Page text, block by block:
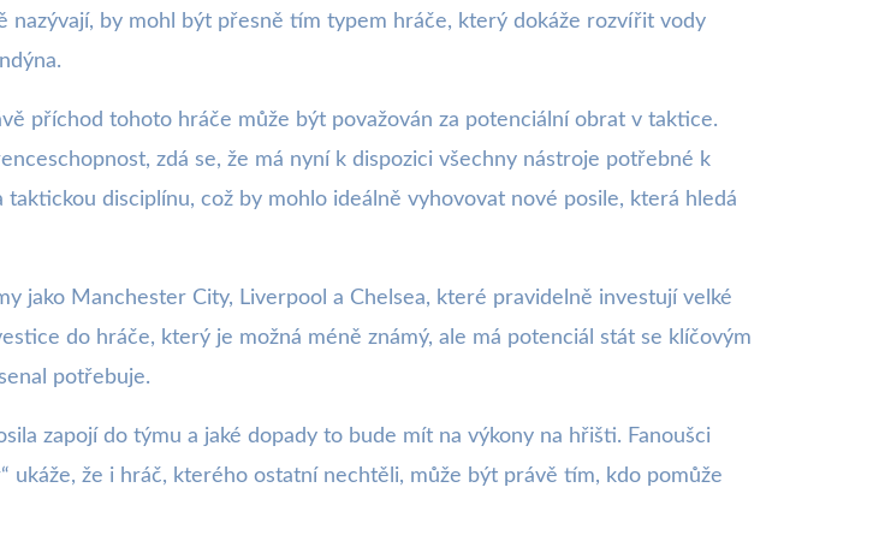
nazývají, by mohl být přesně tím typem hráče, který dokáže rozvířit vody
příchod tohoto hráče může být považován za potenciální obrat v taktice.
zdá se, že má nyní k dispozici všechny nástroje potřebné k
disciplínu, což by mohlo ideálně vyhovovat nové posile, která hledá
jako Manchester City, Liverpool a Chelsea, které pravidelně investují velké
do hráče, který je možná méně známý, ale má potenciál stát se klíčovým
potřebuje.
zapojí do týmu a jaké dopady to bude mít na výkony na hřišti. Fanoušci
ukáže, že i hráč, kterého ostatní nechtěli, může být právě tím, kdo pomůže